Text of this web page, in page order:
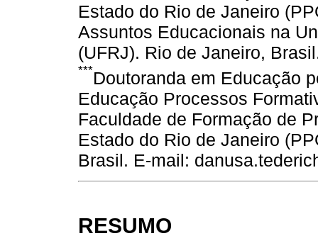
Estado do Rio de Janeiro
Assuntos Educacionais na
(UFRJ). Rio de Janeiro,
***Doutoranda em Educação
Educação Processos
Faculdade de Formação de
Estado do Rio de Janeiro
Brasil. E-mail:
RESUMO